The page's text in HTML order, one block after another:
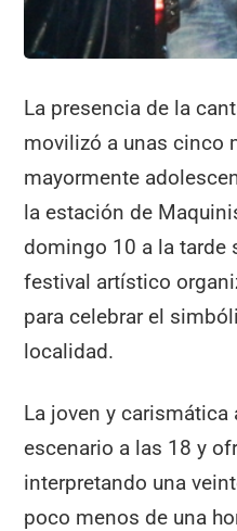
La presencia de la
movilizó a unas cinco
mayormente
la estación de
domingo 10 a la tarde
festival artístico
para celebrar el
localidad.
La joven y carismática
escenario a las 18 y
interpretando una
poco menos de una